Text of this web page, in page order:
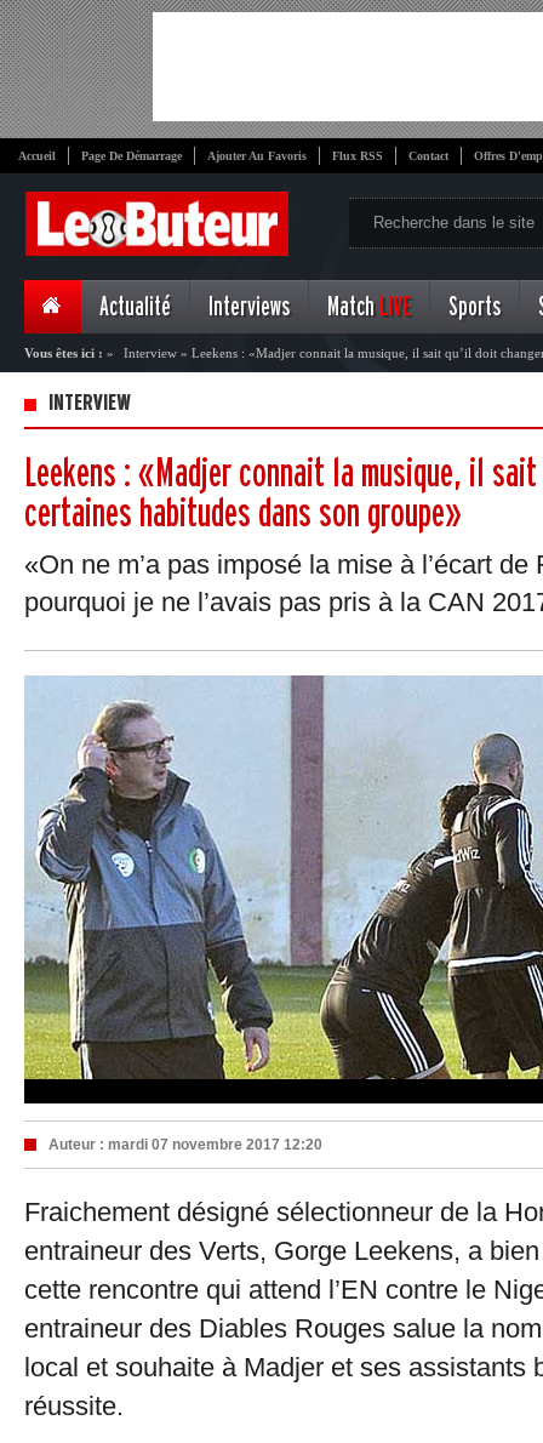
Accueil Page De Démarrage Ajouter Au Favoris Flux RSS Contact Offres
Actualité Interviews Match LIVE Sports
Vous êtes ici : » Interview » Leekens : «Madjer connait la musique, il sait qu’il doit
INTERVIEW
Leekens : «Madjer connait la musique, il
certaines habitudes dans son groupe»
«On ne m’a pas imposé la mise à l’écart
pourquoi je ne l’avais pas pris à la CAN
Auteur : mardi 07 novembre 2017 12:20
Fraichement désigné sélectionneur de la
entraineur des Verts, Gorge Leekens, a
cette rencontre qui attend l’EN contre le
entraineur des Diables Rouges salue la
local et souhaite à Madjer et ses assistants
réussite.